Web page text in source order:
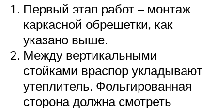
Первый этап работ – монтаж
каркасной обрешетки, как
указано выше.
Между вертикальными
стойками враспор укладывают
утеплитель. Фольгированная
сторона должна смотреть